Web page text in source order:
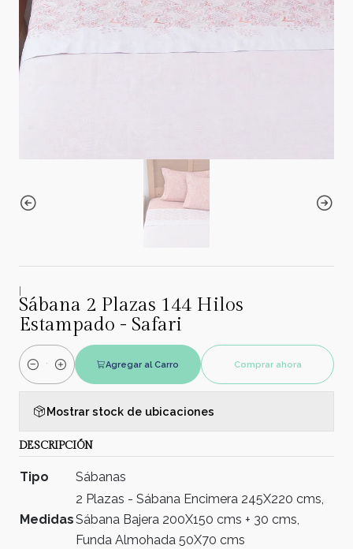
|
Sábana 2 Plazas 144 Hilos
Estampado - Safari
Cantidad
Agregar al Carro Comprar ahora
Mostrar stock de ubicaciones
DESCRIPCIÓN
Tipo Sábanas
Medidas
2 Plazas - Sábana Encimera 245X220 cms,
Sábana Bajera 200X150 cms + 30 cms,
Funda Almohada 50X70 cms